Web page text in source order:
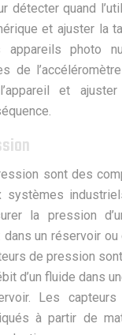
détecter quand
et ajuster la
appareils photo
de
et
sont des
systèmes
la pression
dans un réservoir ou
de pression
d’un fluide dans
Les
à partir de